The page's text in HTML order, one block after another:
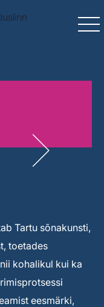
Tartu sõnakunsti,
toetades
kohalikul kui ka
eesmärki,